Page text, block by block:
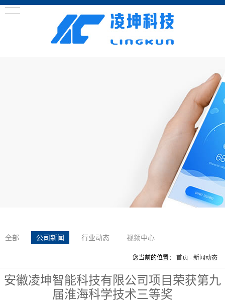
全部 公司新闻 行业动态 视频中心
您当前的位置： 首页 - 新闻动态
安徽凌坤智能科技有限公司项目荣获第九
届淮海科学技术三等奖